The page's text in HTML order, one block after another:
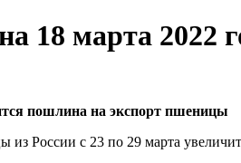
18 марта 2022
пошлина на экспорт пшеницы
России с 23 по 29 марта